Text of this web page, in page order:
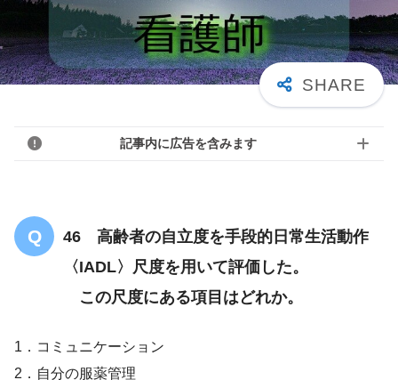
記事内に広告を含みます
46 高齢者の自立度を手段的日常生活動作
〈IADL〉尺度を用いて評価した。
この尺度にある項目はどれか。
1．コミュニケーション
2．自分の服薬管理